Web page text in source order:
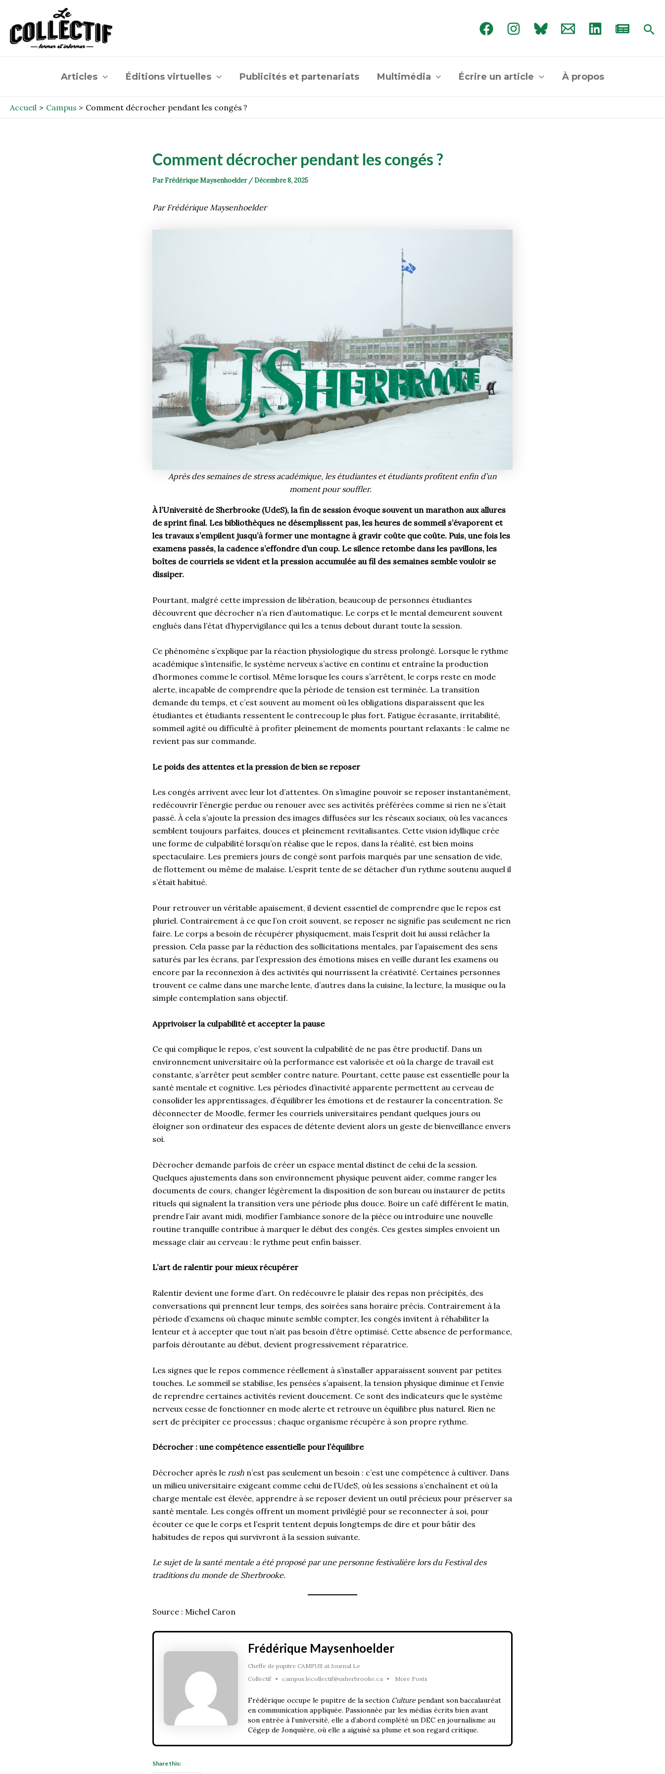
contenu
Articles Éditions virtuelles Publicités et partenariats Multimédia Écrire un article À propos
Accueil Campus Comment décrocher pendant les congés ?
Comment décrocher pendant les congés ?
ParFrédérique Maysenhoelder /Décembre 8, 2025
Par Frédérique Maysenhoelder
Après des semaines de stress académique, les étudiantes et étudiants profitent enfin d’un
moment pour souffler.
À l’Université de Sherbrooke (UdeS), la fin de session évoque souvent un marathon aux allures
de sprint final. Les bibliothèques ne désemplissent pas, les heures de sommeil s’évaporent et
les travaux s’empilent jusqu’à former une montagne à gravir coûte que coûte. Puis, une fois les
examens passés, la cadence s’effondre d’un coup. Le silence retombe dans les pavillons, les
boîtes de courriels se vident et la pression accumulée au fil des semaines semble vouloir se
dissiper.
Pourtant, malgré cette impression de libération, beaucoup de personnes étudiantes
découvrent que décrocher n’a rien d’automatique. Le corps et le mental demeurent souvent
englués dans l’état d’hypervigilance qui les a tenus debout durant toute la session.
Ce phénomène s’explique par la réaction physiologique du stress prolongé. Lorsque le rythme
académique s’intensifie, le système nerveux s’active en continu et entraîne la production
d’hormones comme le cortisol. Même lorsque les cours s’arrêtent, le corps reste en mode
alerte, incapable de comprendre que la période de tension est terminée. La transition
demande du temps, et c’est souvent au moment où les obligations disparaissent que les
étudiantes et étudiants ressentent le contrecoup le plus fort. Fatigue écrasante, irritabilité,
sommeil agité ou difficulté à profiter pleinement de moments pourtant relaxants : le calme ne
revient pas sur commande.
Le poids des attentes et la pression de bien se reposer
Les congés arrivent avec leur lot d’attentes. On s’imagine pouvoir se reposer instantanément,
redécouvrir l’énergie perdue ou renouer avec ses activités préférées comme si rien ne s’était
passé. À cela s’ajoute la pression des images diffusées sur les réseaux sociaux, où les vacances
semblent toujours parfaites, douces et pleinement revitalisantes. Cette vision idyllique crée
une forme de culpabilité lorsqu’on réalise que le repos, dans la réalité, est bien moins
spectaculaire. Les premiers jours de congé sont parfois marqués par une sensation de vide,
de flottement ou même de malaise. L’esprit tente de se détacher d’un rythme soutenu auquel il
s’était habitué.
Pour retrouver un véritable apaisement, il devient essentiel de comprendre que le repos est
pluriel. Contrairement à ce que l’on croit souvent, se reposer ne signifie pas seulement ne rien
faire. Le corps a besoin de récupérer physiquement, mais l’esprit doit lui aussi relâcher la
pression. Cela passe par la réduction des sollicitations mentales, par l’apaisement des sens
saturés par les écrans, par l’expression des émotions mises en veille durant les examens ou
encore par la reconnexion à des activités qui nourrissent la créativité. Certaines personnes
trouvent ce calme dans une marche lente, d’autres dans la cuisine, la lecture, la musique ou la
simple contemplation sans objectif.
Apprivoiser la culpabilité et accepter la pause
Ce qui complique le repos, c’est souvent la culpabilité de ne pas être productif. Dans un
environnement universitaire où la performance est valorisée et où la charge de travail est
constante, s’arrêter peut sembler contre nature. Pourtant, cette pause est essentielle pour la
santé mentale et cognitive. Les périodes d’inactivité apparente permettent au cerveau de
consolider les apprentissages, d’équilibrer les émotions et de restaurer la concentration. Se
déconnecter de Moodle, fermer les courriels universitaires pendant quelques jours ou
éloigner son ordinateur des espaces de détente devient alors un geste de bienveillance envers
soi.
Décrocher demande parfois de créer un espace mental distinct de celui de la session.
Quelques ajustements dans son environnement physique peuvent aider, comme ranger les
documents de cours, changer légèrement la disposition de son bureau ou instaurer de petits
rituels qui signalent la transition vers une période plus douce. Boire un café différent le matin,
prendre l’air avant midi, modifier l’ambiance sonore de la pièce ou introduire une nouvelle
routine tranquille contribue à marquer le début des congés. Ces gestes simples envoient un
message clair au cerveau : le rythme peut enfin baisser.
L’art de ralentir pour mieux récupérer
Ralentir devient une forme d’art. On redécouvre le plaisir des repas non précipités, des
conversations qui prennent leur temps, des soirées sans horaire précis. Contrairement à la
période d’examens où chaque minute semble compter, les congés invitent à réhabiliter la
lenteur et à accepter que tout n’ait pas besoin d’être optimisé. Cette absence de performance,
parfois déroutante au début, devient progressivement réparatrice.
Les signes que le repos commence réellement à s’installer apparaissent souvent par petites
touches. Le sommeil se stabilise, les pensées s’apaisent, la tension physique diminue et l’envie
de reprendre certaines activités revient doucement. Ce sont des indicateurs que le système
nerveux cesse de fonctionner en mode alerte et retrouve un équilibre plus naturel. Rien ne
sert de précipiter ce processus ; chaque organisme récupère à son propre rythme.
Décrocher : une compétence essentielle pour l’équilibre
Décrocher après le rush n’est pas seulement un besoin : c’est une compétence à cultiver. Dans
un milieu universitaire exigeant comme celui de l’UdeS, où les sessions s’enchaînent et où la
charge mentale est élevée, apprendre à se reposer devient un outil précieux pour préserver sa
santé mentale. Les congés offrent un moment privilégié pour se reconnecter à soi, pour
écouter ce que le corps et l’esprit tentent depuis longtemps de dire et pour bâtir des
habitudes de repos qui survivront à la session suivante.
Le sujet de la santé mentale a été proposé par une personne festivalière lors du Festival des
traditions du monde de Sherbrooke.
Source : Michel Caron
Frédérique Maysenhoelder
Cheffe de pupitre CAMPUS at Journal Le
Collectif • campus.lecollectif@usherbrooke.ca • More Posts
Frédérique occupe le pupitre de la section Culture pendant son baccalauréat
en communication appliquée. Passionnée par les médias écrits bien avant
son entrée à l’université, elle a d’abord complété un DEC en journalisme au
Cégep de Jonquière, où elle a aiguisé sa plume et son regard critique.
Share this: